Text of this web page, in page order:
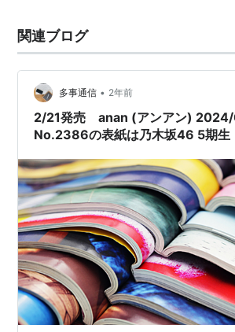
関連ブログ
多事通信 • 2年前
2/21発売 anan (アンアン)
No.2386の表紙は乃木坂46 5期生